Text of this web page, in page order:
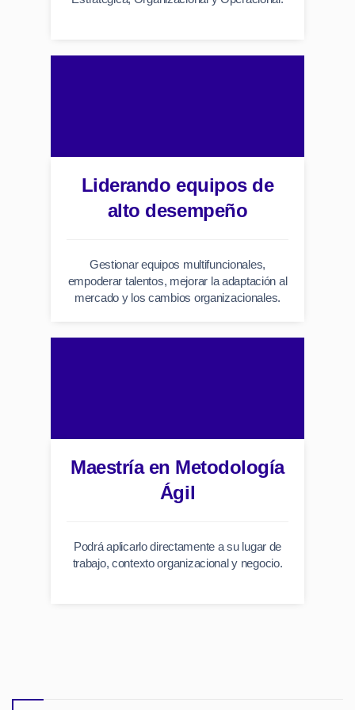
Liderando equipos de
alto desempeño
Gestionar equipos multifuncionales,
empoderar talentos, mejorar la adaptación al
mercado y los cambios organizacionales.
Maestría en Metodología
Ágil
Podrá aplicarlo directamente a su lugar de
trabajo, contexto organizacional y negocio.